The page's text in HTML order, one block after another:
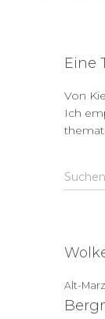
Eine
Von
Ich
S
u
n
a
c
Alt-